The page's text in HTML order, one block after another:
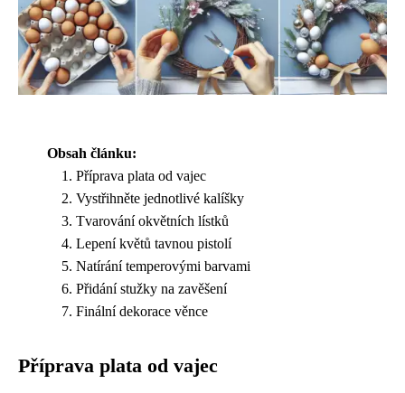
Obsah článku:
Příprava plata od vajec
Vystřihněte jednotlivé kalíšky
Tvarování okvětních lístků
Lepení květů tavnou pistolí
Natírání temperovými barvami
Přidání stužky na zavěšení
Finální dekorace věnce
Příprava plata od vajec